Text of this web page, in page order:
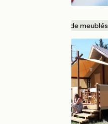
Gîtes et locations de meublés